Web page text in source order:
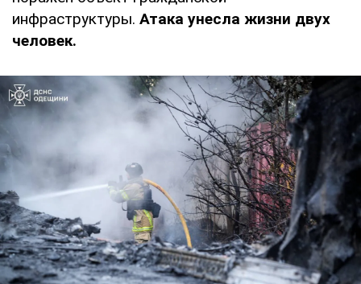
инфраструктуры. Атака унесла жизни двух
человек.